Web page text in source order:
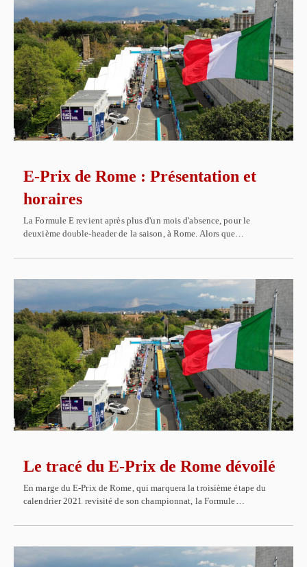
E-Prix de Rome : Présentation et
horaires
La Formule E revient après plus d'un mois d'absence, pour le
deuxième double-header de la saison, à Rome. Alors que…
Le tracé du E-Prix de Rome dévoilé
En marge du E-Prix de Rome, qui marquera la troisième étape du
calendrier 2021 revisité de son championnat, la Formule…